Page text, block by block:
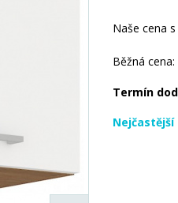
Naše cena s
Běžná cena:
Termín